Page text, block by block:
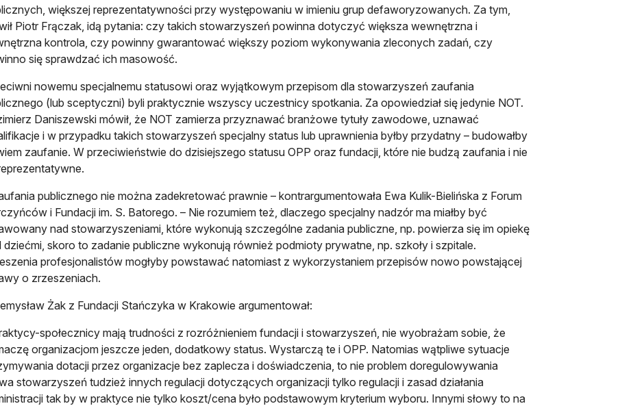
większej reprezentatywności przy występowaniu w imieniu grup defaworyzowanych. Za tym,
Piotr Frączak, idą pytania: czy takich stowarzyszeń powinna dotyczyć większa wewnętrzna i
kontrola, czy powinny gwarantować większy poziom wykonywania zleconych zadań, czy
się sprawdzać ich masowość.
nowemu specjalnemu statusowi oraz wyjątkowym przepisom dla stowarzyszeń zaufania
(lub sceptyczni) byli praktycznie wszyscy uczestnicy spotkania. Za opowiedział się jedynie NOT.
Daniszewski mówił, że NOT zamierza przyznawać branżowe tytuły zawodowe, uznawać
i w przypadku takich stowarzyszeń specjalny status lub uprawnienia byłby przydatny – budowałby
zaufanie. W przeciwieństwie do dzisiejszego statusu OPP oraz fundacji, które nie budzą zaufania i nie
publicznego nie można zadekretować prawnie – kontrargumentowała Ewa Kulik-Bielińska z Forum
i Fundacji im. S. Batorego. – Nie rozumiem też, dlaczego specjalny nadzór ma miałby być
nad stowarzyszeniami, które wykonują szczególne zadania publiczne, np. powierza się im opiekę
dziećmi, skoro to zadanie publiczne wykonują również podmioty prywatne, np. szkoły i szpitale.
profesjonalistów mogłyby powstawać natomiast z wykorzystaniem przepisów nowo powstającej
o zrzeszeniach.
Żak z Fundacji Stańczyka w Krakowie argumentował:
społecznicy mają trudności z rozróżnieniem fundacji i stowarzyszeń, nie wyobrażam sobie, że
organizacjom jeszcze jeden, dodatkowy status. Wystarczą te i OPP. Natomias wątpliwe sytuacje
dotacji przez organizacje bez zaplecza i doświadczenia, to nie problem doregulowywania
stowarzyszeń tudzież innych regulacji dotyczących organizacji tylko regulacji i zasad działania
tak by w praktyce nie tylko koszt/cena było podstawowym kryterium wyboru. Innymi słowy to na